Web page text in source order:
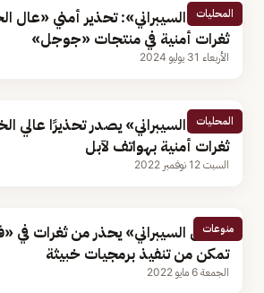
المحليات
«الأمن السيبراني»: تحذير أمني «عال
ثغرات أمنية في منتجات «جوجل»
الأربعاء 31 يوليو 2024
المحليات
«الأمن السيبراني» يصدر تحذيرًا عالي
ثغرات أمنية بهواتف لآبل
السبت 12 نوفمبر 2022
منوعات
«الأمن السيبراني» يحذر من ثغرات في
تمكن من تنفيذ برمجيات خبيثة
الجمعة 6 مايو 2022